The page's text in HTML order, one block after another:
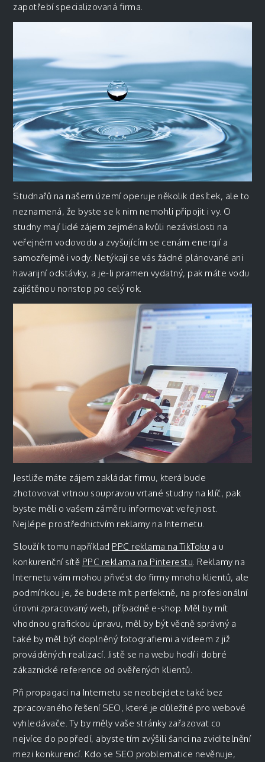
zapotřebí specializovaná firma.
Studnařů na našem území operuje několik desítek, ale to
neznamená, že byste se k nim nemohli připojit i vy. O
studny mají lidé zájem zejména kvůli nezávislosti na
veřejném vodovodu a zvyšujícím se cenám energií a
samozřejmě i vody. Netýkají se vás žádné plánované ani
havarijní odstávky, a je-li pramen vydatný, pak máte vodu
zajištěnou nonstop po celý rok.
Jestliže máte zájem zakládat firmu, která bude
zhotovovat vrtnou soupravou vrtané studny na klíč, pak
byste měli o vašem záměru informovat veřejnost.
Nejlépe prostřednictvím reklamy na Internetu.
Slouží k tomu například PPC reklama na TikToku a u
konkurenční sítě PPC reklama na Pinterestu. Reklamy na
Internetu vám mohou přivést do firmy mnoho klientů, ale
podmínkou je, že budete mít perfektně, na profesionální
úrovni zpracovaný web, případně e-shop. Měl by mít
vhodnou grafickou úpravu, měl by být věcně správný a
také by měl být doplněný fotografiemi a videem z již
prováděných realizací. Jistě se na webu hodí i dobré
zákaznické reference od ověřených klientů.
Při propagaci na Internetu se neobejdete také bez
zpracovaného řešení SEO, které je důležité pro webové
vyhledávače. Ty by měly vaše stránky zařazovat co
nejvíce do popředí, abyste tím zvýšili šanci na zviditelnění
mezi konkurencí. Kdo se SEO problematice nevěnuje,